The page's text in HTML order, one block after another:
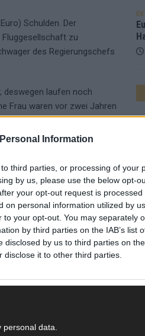
Information
third parties, or processing of your
by us, please use the below opt-
your opt-out request is processed
on personal information utilized by
your opt-out. You may separately
by third parties on the IAB’s list
disclosed by us to third parties on the
disclose it to other third parties.
data.
Schulden. Der
zu
des Regierungschefs
deswegen laufen noch
Frau waren vor zwei Jahren
hatten, dass sie mindestens
Jahr 1948 konfrontiert. Die
und Medikamenten,
Regierung ihre Zins- und
sich Ende März auf 1,9